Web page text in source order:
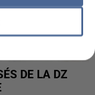
DE LA DZ